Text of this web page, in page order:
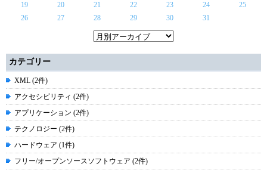
19
20 21 22 23 24
25
26
27 28 29 30 31
カテゴリー
XML (2件)
アクセシビリティ (2件)
アプリケーション (2件)
テクノロジー (2件)
ハードウェア (1件)
フリー/オープンソースソフトウェア (2件)